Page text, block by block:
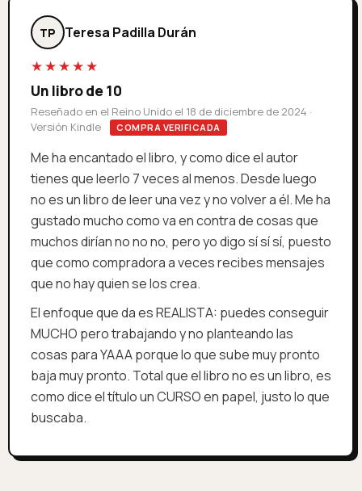
TP Teresa Padilla Durán
★★★★★
Un libro de 10
Reseñado en el Reino Unido el 18 de diciembre de 2024 ·
Versión Kindle
COMPRA VERIFICADA
Me ha encantado el libro, y como dice el autor
tienes que leerlo 7 veces al menos. Desde luego
no es un libro de leer una vez y no volver a él. Me ha
gustado mucho como va en contra de cosas que
muchos dirían no no no, pero yo digo sí sí sí, puesto
que como compradora a veces recibes mensajes
que no hay quien se los crea.
El enfoque que da es REALISTA: puedes conseguir
MUCHO pero trabajando y no planteando las
cosas para YAAA porque lo que sube muy pronto
baja muy pronto. Total que el libro no es un libro, es
como dice el título un CURSO en papel, justo lo que
buscaba.